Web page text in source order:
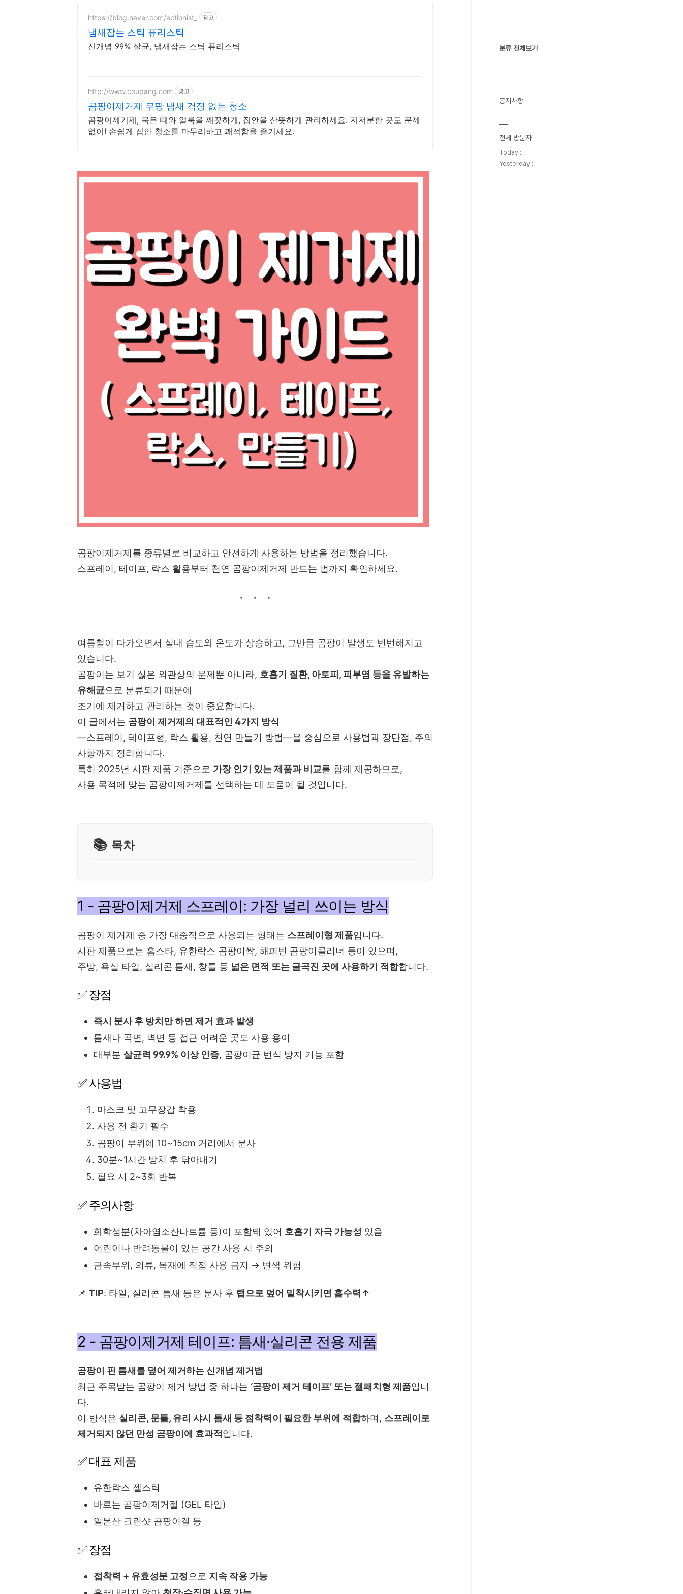
https://blog.naver.com/actionist_ 광고
냄새잡는 스틱 퓨리스틱
신개념 99% 살균, 냄새잡는 스틱 퓨리스틱
http://www.coupang.com 광고
곰팡이제거제 쿠팡 냄새 걱정 없는 청소
곰팡이제거제, 묵은 때와 얼룩을 깨끗하게, 집안을 산뜻하게 관리하세요. 지저분한 곳도 문제
없이! 손쉽게 집안 청소를 마무리하고 쾌적함을 즐기세요.
곰팡이제거제를 종류별로 비교하고 안전하게 사용하는 방법을 정리했습니다.
스프레이, 테이프, 락스 활용부터 천연 곰팡이제거제 만드는 법까지 확인하세요.
여름철이 다가오면서 실내 습도와 온도가 상승하고, 그만큼 곰팡이 발생도 빈번해지고
있습니다.
곰팡이는 보기 싫은 외관상의 문제뿐 아니라, 호흡기 질환, 아토피, 피부염 등을 유발하는
유해균으로 분류되기 때문에
조기에 제거하고 관리하는 것이 중요합니다.
이 글에서는 곰팡이 제거제의 대표적인 4가지 방식
—스프레이, 테이프형, 락스 활용, 천연 만들기 방법—을 중심으로 사용법과 장단점, 주의
사항까지 정리합니다.
특히 2025년 시판 제품 기준으로 가장 인기 있는 제품과 비교를 함께 제공하므로,
사용 목적에 맞는 곰팡이제거제를 선택하는 데 도움이 될 것입니다.
목차
1 - 곰팡이제거제 스프레이: 가장 널리 쓰이는 방식
곰팡이 제거제 중 가장 대중적으로 사용되는 형태는 스프레이형 제품입니다.
시판 제품으로는 홈스타, 유한락스 곰팡이싹, 해피빈 곰팡이클리너 등이 있으며,
주방, 욕실 타일, 실리콘 틈새, 창틀 등 넓은 면적 또는 굴곡진 곳에 사용하기 적합합니다.
✅ 장점
즉시 분사 후 방치만 하면 제거 효과 발생
틈새나 곡면, 벽면 등 접근 어려운 곳도 사용 용이
대부분 살균력 99.9% 이상 인증, 곰팡이균 번식 방지 기능 포함
✅ 사용법
마스크 및 고무장갑 착용
사용 전 환기 필수
곰팡이 부위에 10~15cm 거리에서 분사
30분~1시간 방치 후 닦아내기
필요 시 2~3회 반복
✅ 주의사항
화학성분(차아염소산나트륨 등)이 포함돼 있어 호흡기 자극 가능성 있음
어린이나 반려동물이 있는 공간 사용 시 주의
금속부위, 의류, 목재에 직접 사용 금지 → 변색 위험
📌 TIP: 타일, 실리콘 틈새 등은 분사 후 랩으로 덮어 밀착시키면 흡수력↑
2 - 곰팡이제거제 테이프: 틈새·실리콘 전용 제품
곰팡이 핀 틈새를 덮어 제거하는 신개념 제거법
최근 주목받는 곰팡이 제거 방법 중 하나는 ‘곰팡이 제거 테이프’ 또는 젤패치형 제품입니
다.
이 방식은 실리콘, 문틀, 유리 샤시 틈새 등 점착력이 필요한 부위에 적합하며, 스프레이로
제거되지 않던 만성 곰팡이에 효과적입니다.
✅ 대표 제품
유한락스 젤스틱
바르는 곰팡이제거젤 (GEL 타입)
일본산 크린샷 곰팡이겔 등
✅ 장점
접착력 + 유효성분 고정 으로 지속 작용 가능
분류 전체보기
공지사항
전체 방문자
Today :
Yesterday :